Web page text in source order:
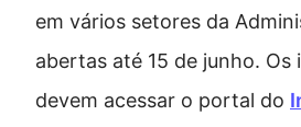
em vários setores da
abertas até 15 de junho. Os
devem acessar o portal do